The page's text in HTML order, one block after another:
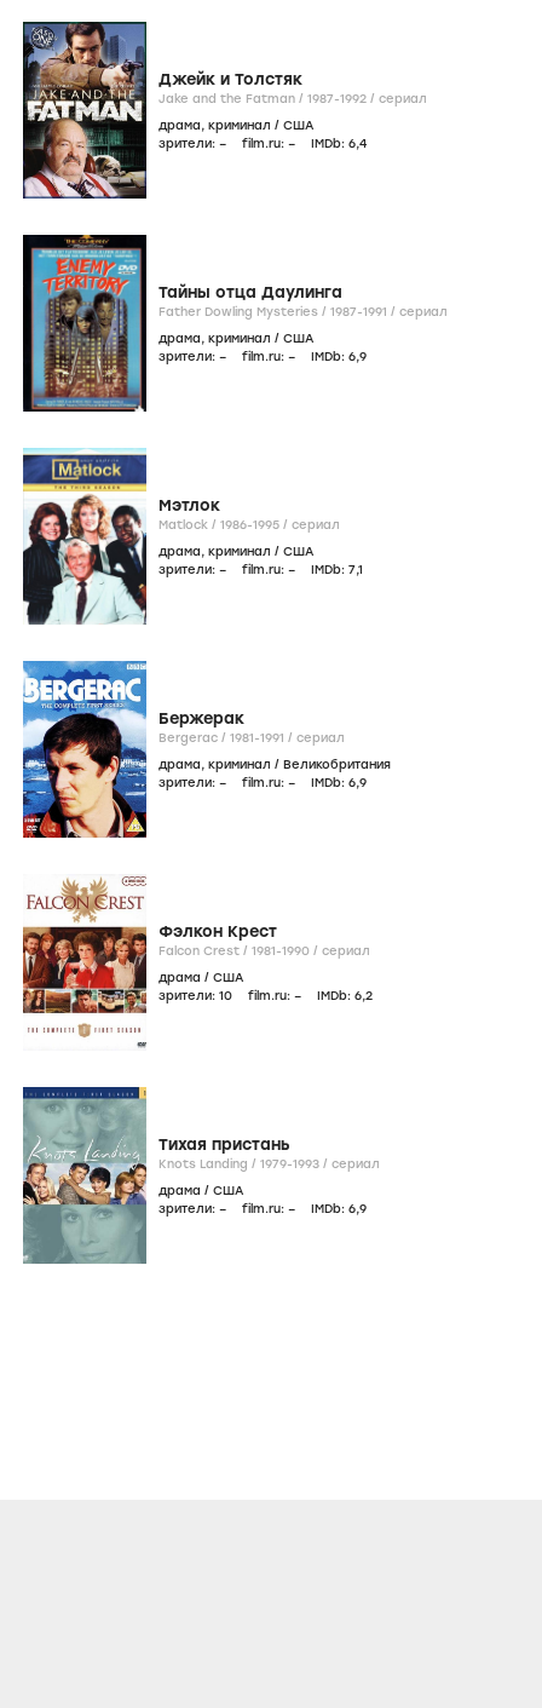
Джейк и Толстяк
Jake and the Fatman / 1987-1992 / сериал
драма, криминал / США
зрители: – film.ru: – IMDb: 6,4
Тайны отца Даулинга
Father Dowling Mysteries / 1987-1991 / сериал
драма, криминал / США
зрители: – film.ru: – IMDb: 6,9
Мэтлок
Matlock / 1986-1995 / сериал
драма, криминал / США
зрители: – film.ru: – IMDb: 7,1
Бержерак
Bergerac / 1981-1991 / сериал
драма, криминал / Великобритания
зрители: – film.ru: – IMDb: 6,9
Фэлкон Крест
Falcon Crest / 1981-1990 / сериал
драма / США
зрители: 10 film.ru: – IMDb: 6,2
Тихая пристань
Knots Landing / 1979-1993 / сериал
драма / США
зрители: – film.ru: – IMDb: 6,9